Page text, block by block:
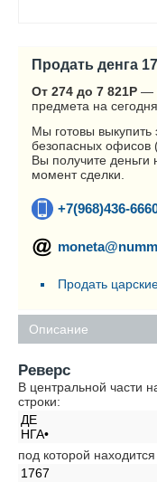
Продать денга
От 274 до 7 821Р —
предмета на
Мы готовы
безопасных офисов
Вы получите деньги
момент сделки.
+7(968)436-
Продать
Описание
Реверс
В центральной части
строки:
ДЕ
НГА•
под которой
1767